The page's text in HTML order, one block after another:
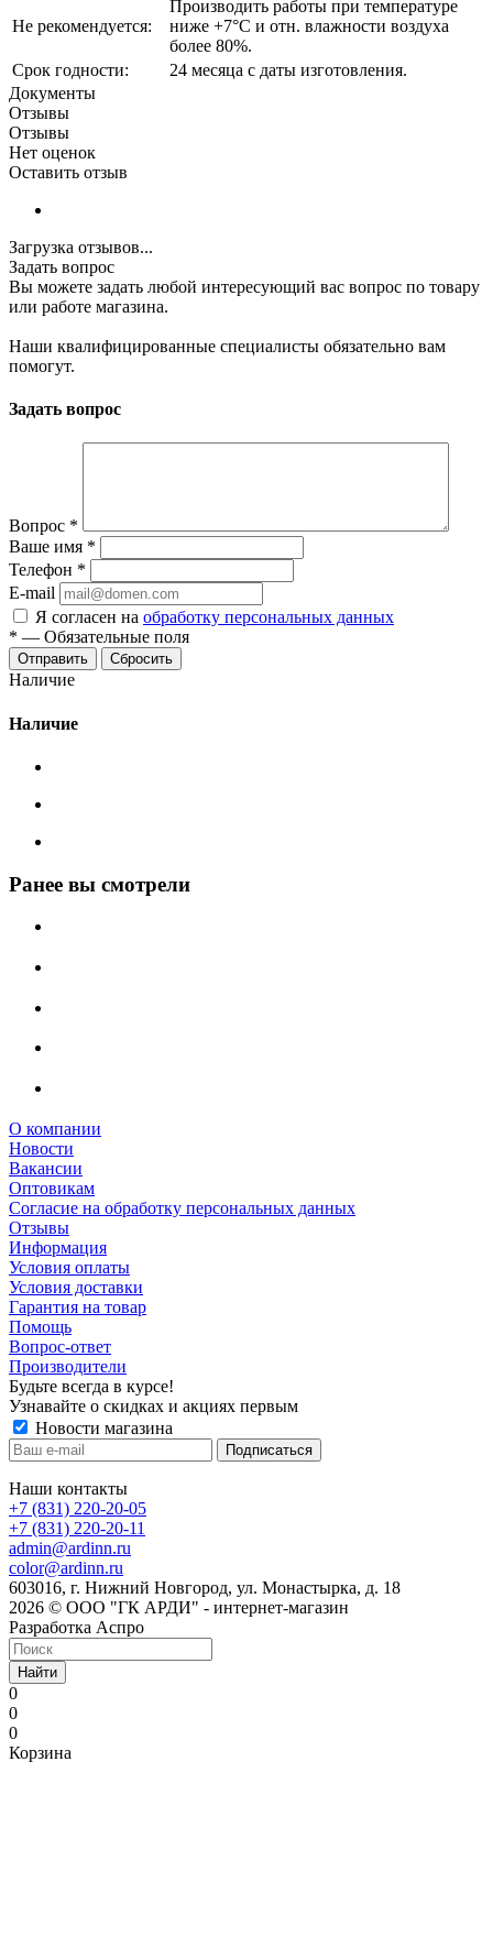
Не рекомендуется:
Производить работы при температуре
ниже +7°С и отн. влажности воздуха
более 80%.
Срок годности:
24 месяца с даты изготовления.
Документы
Отзывы
Отзывы
Нет оценок
Оставить отзыв
Загрузка отзывов...
Задать вопрос
Вы можете задать любой интересующий вас вопрос по товару
или работе магазина.
Наши квалифицированные специалисты обязательно вам
помогут.
Задать вопрос
Вопрос *
Ваше имя *
Телефон *
E-mail
Я согласен на обработку персональных данных
* — Обязательные поля
Сбросить
Наличие
Наличие
Ранее вы смотрели
О компании
Новости
Вакансии
Оптовикам
Cогласие на обработку персональных данных
Отзывы
Информация
Условия оплаты
Условия доставки
Гарантия на товар
Помощь
Вопрос-ответ
Производители
Будьте всегда в курсе!
Узнавайте о скидках и акциях первым
Новости магазина
Наши контакты
+7 (831) 220-20-05
+7 (831) 220-20-11
admin@ardinn.ru
color@ardinn.ru
603016, г. Нижний Новгород, ул. Монастырка, д. 18
2026 © ООО "ГК АРДИ" - интернет-магазин
Разработка Аспро
Найти
0
0
0
Корзина